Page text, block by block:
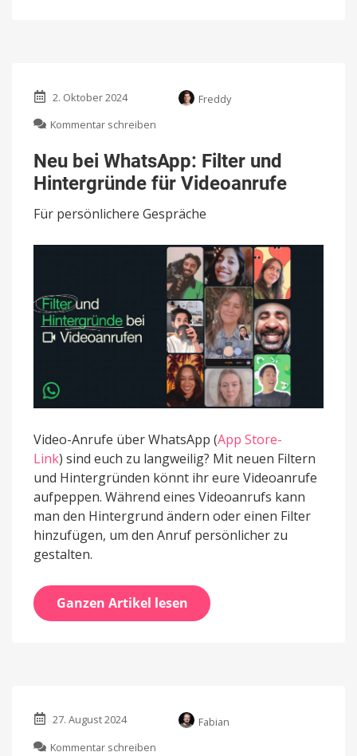
2. Oktober 2024
Freddy
Kommentar schreiben
bei
WhatsApp:
Filter
Hintergründe
Videoanrufe
Neu bei WhatsApp: Filter und
Hintergründe für Videoanrufe
Für persönlichere Gespräche
Video-Anrufe über WhatsApp (App Store-
Link) sind euch zu langweilig? Mit neuen Filtern
und Hintergründen könnt ihr eure Videoanrufe
aufpeppen. Während eines Videoanrufs kann
man den Hintergrund ändern oder einen Filter
hinzufügen, um den Anruf persönlicher zu
gestalten.
Ganzen Artikel lesen
27. August 2024
Fabian
Kommentar schreiben